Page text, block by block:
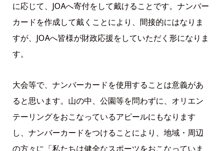
に応じて、JOAへ寄付をして戴けることです。ナンバー
カードを作成して戴くことにより、間接的にはなりま
すが、JOAへ皆様が財政応援をしていただく形になりま
す。
大会等で、ナンバーカードを使用することは意義があ
ると思います。山の中、公園等を問わずに、オリエン
テーリングをおこなっているアピールにもなります
し、ナンバーカードをつけることにより、地域・周辺
の方々に「私たちは健全なスポーツをおこなっていま